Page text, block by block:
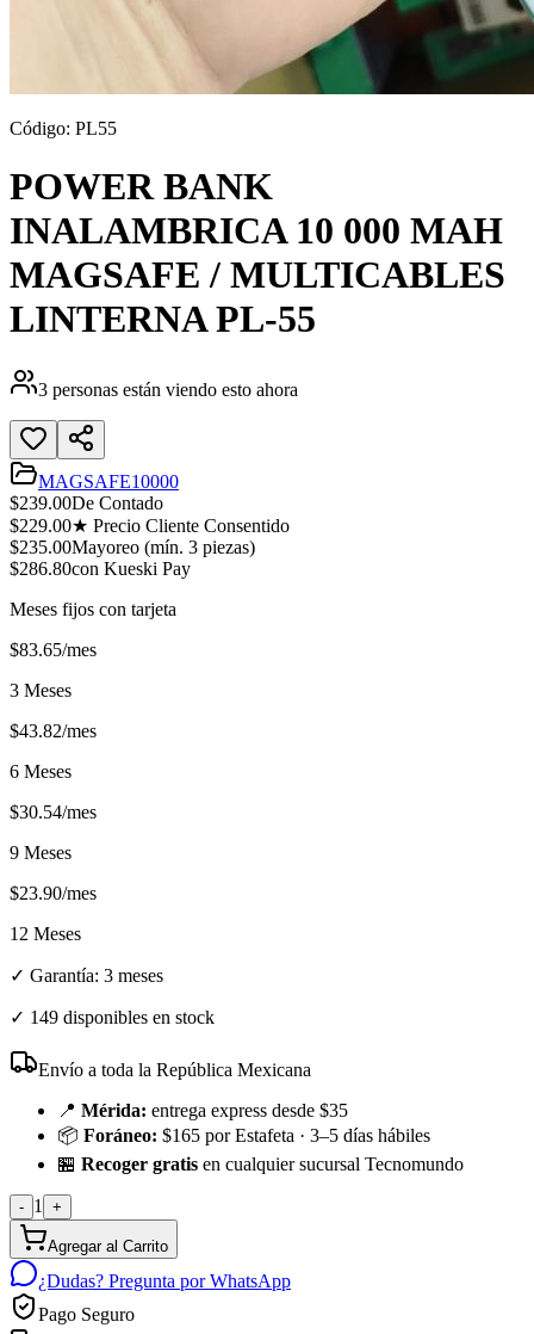
Código: PL55
POWER BANK
INALAMBRICA 10 000 MAH
MAGSAFE / MULTICABLES
LINTERNA PL-55
3 personas están viendo esto ahora
MAGSAFE10000
$239.00De Contado
$229.00★ Precio Cliente Consentido
$235.00Mayoreo (mín. 3 piezas)
$286.80con Kueski Pay
Meses fijos con tarjeta
$83.65/mes
3 Meses
$43.82/mes
6 Meses
$30.54/mes
9 Meses
$23.90/mes
12 Meses
✓ Garantía: 3 meses
✓ 149 disponibles en stock
Envío a toda la República Mexicana
📍 Mérida: entrega express desde $35
📦 Foráneo: $165 por Estafeta · 3–5 días hábiles
🏪 Recoger gratis en cualquier sucursal Tecnomundo
- 1 +
Agregar al Carrito
¿Dudas? Pregunta por WhatsApp
Pago Seguro